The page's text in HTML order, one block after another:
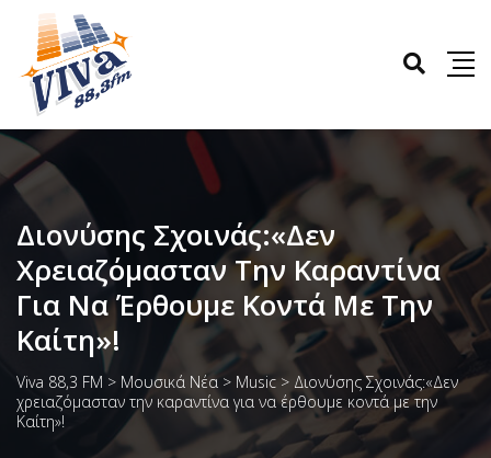
Διονύσης Σχοινάς:«Δεν
Χρειαζόμασταν Την Καραντίνα
Για Να Έρθουμε Κοντά Με Την
Καίτη»!
Viva 88,3 FM > Μουσικά Νέα > Music > Διονύσης Σχοινάς:«Δεν
χρειαζόμασταν την καραντίνα για να έρθουμε κοντά με την
Καίτη»!